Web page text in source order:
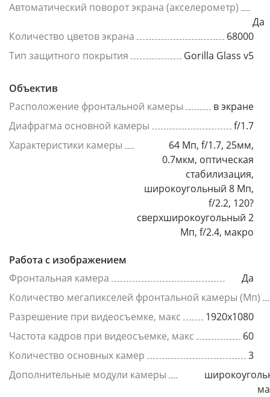
Автоматический поворот экрана (акселерометр)
Да
Количество цветов экрана
68000
Тип защитного покрытия
Gorilla Glass v5
Объектив
Расположение фронтальной камеры
в экране
Диафрагма основной камеры
f/1.7
Характеристики камеры
64 Мп, f/1.7, 25мм,
0.7мкм, оптическая
стабилизация,
широкоугольный 8 Мп,
f/2.2, 120?
сверхширокоугольный 2
Мп, f/2.4, макро
Работа с изображением
Фронтальная камера
Да
Количество мегапикселей фронтальной камеры (Мп)
Разрешение при видеосъемке, макс
1920x1080
Частота кадров при видеосъемке, макс
60
Количество основных камер
3
Дополнительные модули камеры